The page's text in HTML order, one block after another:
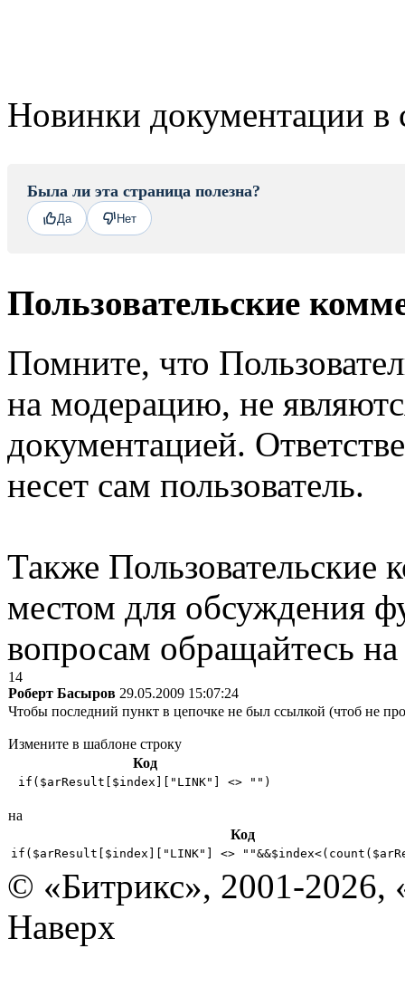
Новинки документации в
Была ли эта страница полезна?
Да Нет
Пользовательские
Помните, что
на модерацию, не
документацией.
несет сам пользователь.
Также Пользовательские
местом для обсуждения
вопросам обращайтесь
14
Роберт Басыров 29.05.2009 15:07:24
Чтобы последний пункт в цепочке не был ссылкой (чтоб не
Измените в шаблоне строку
Код
if($arResult[$index]["LINK"] <> "")
на
Код
if($arResult[$index]["LINK"] <>
© «Битрикс», 2001-2026,
Наверх